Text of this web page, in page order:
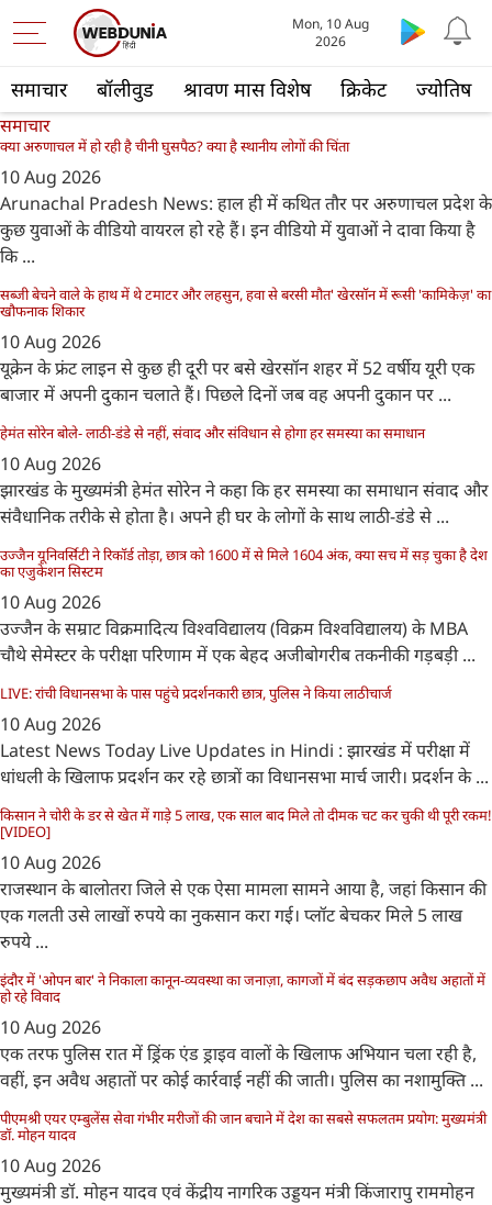
समाचार बॉलीवुड श्रावण मास विशेष क्रिकेट ज्योतिष
Mon, 10 Aug
2026
समाचार
क्या अरुणाचल में हो रही है चीनी घुसपैठ? क्या है स्थानीय लोगों की चिंता
10 Aug 2026
Arunachal Pradesh News: हाल ही में कथित तौर पर अरुणाचल प्रदेश के
कुछ युवाओं के वीडियो वायरल हो रहे हैं। इन वीडियो में युवाओं ने दावा किया है
कि ...
सब्जी बेचने वाले के हाथ में थे टमाटर और लहसुन, हवा से बरसी मौत' खेरसॉन में रूसी 'कामिकेज़' का
खौफनाक शिकार
10 Aug 2026
यूक्रेन के फ्रंट लाइन से कुछ ही दूरी पर बसे खेरसॉन शहर में 52 वर्षीय यूरी एक
बाजार में अपनी दुकान चलाते हैं। पिछले दिनों जब वह अपनी दुकान पर ...
हेमंत सोरेन बोले- लाठी-डंडे से नहीं, संवाद और संविधान से होगा हर समस्या का समाधान
10 Aug 2026
झारखंड के मुख्यमंत्री हेमंत सोरेन ने कहा कि हर समस्या का समाधान संवाद और
संवैधानिक तरीके से होता है। अपने ही घर के लोगों के साथ लाठी-डंडे से ...
उज्‍जैन यूनिवर्सिटी ने रिकॉर्ड तोड़ा, छात्र को 1600 में से मिले 1604 अंक, क्‍या सच में सड़ चुका है देश
का एजुकेशन सिस्‍टम
10 Aug 2026
उज्जैन के सम्राट विक्रमादित्य विश्वविद्यालय (विक्रम विश्वविद्यालय) के MBA
चौथे सेमेस्टर के परीक्षा परिणाम में एक बेहद अजीबोगरीब तकनीकी गड़बड़ी ...
LIVE: रांची विधानसभा के पास पहुंचे प्रदर्शनकारी छात्र, पुलिस ने किया लाठीचार्ज
10 Aug 2026
Latest News Today Live Updates in Hindi : झारखंड में परीक्षा में
धांधली के खिलाफ प्रदर्शन कर रहे छात्रों का विधानसभा मार्च जारी। प्रदर्शन के ...
किसान ने चोरी के डर से खेत में गाड़े 5 लाख, एक साल बाद मिले तो दीमक चट कर चुकी थी पूरी रकम!
[VIDEO]
10 Aug 2026
राजस्थान के बालोतरा जिले से एक ऐसा मामला सामने आया है, जहां किसान की
एक गलती उसे लाखों रुपये का नुकसान करा गई। प्लॉट बेचकर मिले 5 लाख
रुपये ...
इंदौर में 'ओपन बार' ने निकाला कानून-व्यवस्था का जनाज़ा, कागजों में बंद सड़कछाप अवैध अहातों में
हो रहे विवाद
10 Aug 2026
एक तरफ पुलिस रात में ड्रिंक एंड ड्राइव वालों के खिलाफ अभियान चला रही है,
वहीं, इन अवैध अहातों पर कोई कार्रवाई नहीं की जाती। पुलिस का नशामुक्‍ति ...
पीएमश्री एयर एम्बुलेंस सेवा गंभीर मरीजों की जान बचाने में देश का सबसे सफलतम प्रयोग: मुख्यमंत्री
डॉ. मोहन यादव
10 Aug 2026
मुख्यमंत्री डॉ. मोहन यादव एवं केंद्रीय नागरिक उड्डयन मंत्री किंजारापु राममोहन